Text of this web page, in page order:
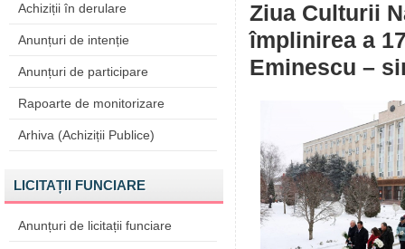
Achiziții în derulare
Anunțuri de intenție
Anunțuri de participare
Rapoarte de monitorizare
Arhiva (Achiziții Publice)
LICITAȚII FUNCIARE
Anunțuri de licitații funciare
Ziua Culturii
împlinirea a
Eminescu –